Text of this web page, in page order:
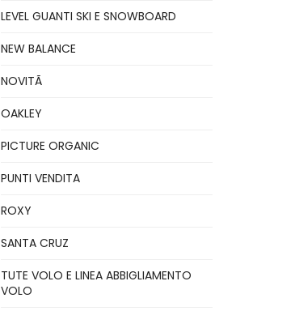
LEVEL GUANTI SKI E SNOWBOARD
NEW BALANCE
NOVITÃ
OAKLEY
PICTURE ORGANIC
PUNTI VENDITA
ROXY
SANTA CRUZ
TUTE VOLO E LINEA ABBIGLIAMENTO
VOLO